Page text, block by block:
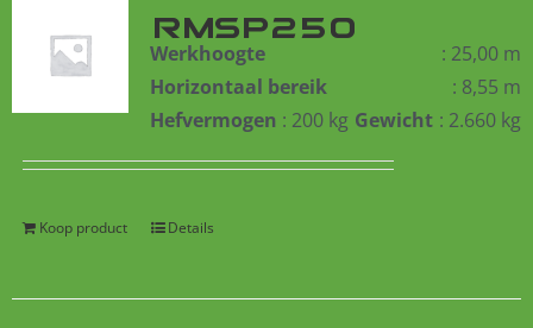
RMSP250
Werkhoogte
: 25,00 m
Horizontaal bereik
: 8,55 m
Hefvermogen : 200 kg Gewicht : 2.660 kg
Koop product Details